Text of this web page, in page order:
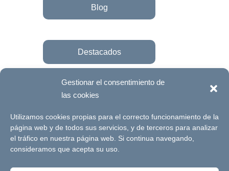
Gestionar el consentimiento de
las cookies
Utilizamos cookies propias para el correcto funcionamiento de la
página web y de todos sus servicios, y de terceros para analizar
el tráfico en nuestra página web. Si continua navegando,
consideramos que acepta su uso.
Blog
Destacados
Únete a la fundación
© Futuro Singular Córdoba 2017. Web
desarrollada por